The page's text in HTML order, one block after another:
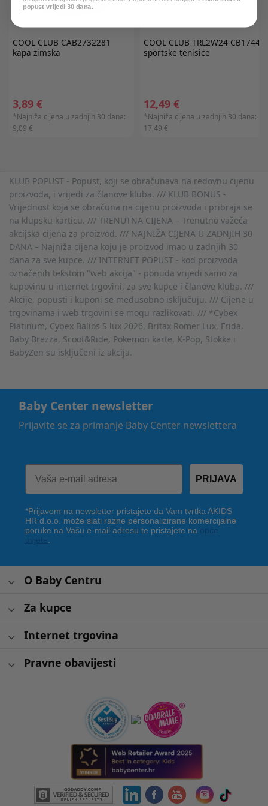
COOL CLUB CAB2732281
kapa zimska
3,89 €
*Najniža cijena u zadnjih 30 dana:
9,09 €
COOL CLUB TRL2W24-CB1744
sportske tenisice
12,49 €
*Najniža cijena u zadnjih 30 dana:
17,49 €
KLUB POPUST - Popust, koji se obračunava na redovnu cijenu
proizvoda, i vrijedi za članove kluba. /// KLUB BONUS -
Vrijednost koja se obračuna na cijenu proizvoda i pribraja se
na klupsku karticu. /// TRENUTNA CIJENA – Trenutno važeća
akcijska cijena za proizvod. /// NAJNIŽA CIJENA U ZADNJIH 30
DANA – Najniža cijena koju je proizvod imao u zadnjih 30
dana za sve kupce. /// INTERNET POPUST - kod proizvoda
označenih tekstom "web akcija" - ponuda vrijedi samo za
kupovinu u internet trgovini, za sve kupce i članove kluba. ///
Akcije, popusti i kuponi se međusobno isključuju. /// Cijene u
trgovinama i web trgovini se mogu razlikovati. /// *Cybex
Platinum, Cybex Balios S lux 2026, Britax Römer Lux, Frida,
Baby Brezza, Scoot&Ride, Pokemon karte, K-Pop, Stokke i
BabyZen su isključeni iz akcija.
Baby Center newsletter
Prijavite se za primanje Baby Center newslettera
PRIJAVA
*Prijavom na newsletter pristajete da Vam tvrtka AKIDS
HR d.o.o. može slati razne personalizirane komercijalne
poruke na Vašu e-mail adresu te pristajete na
O Baby Centru
Za kupce
Internet trgovina
Pravne obavijesti
popust vrijedi 30 dana.